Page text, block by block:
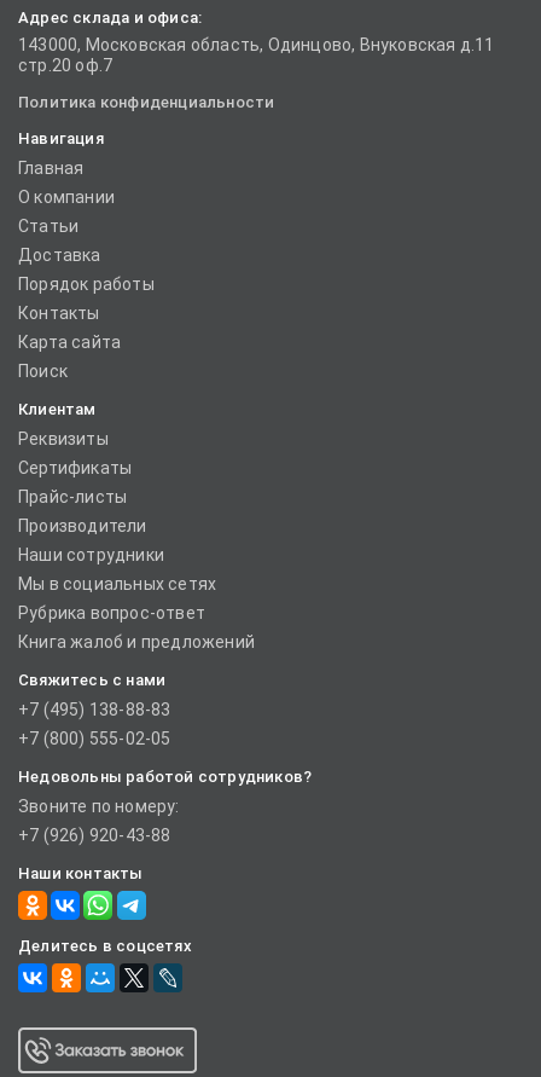
Адрес склада и офиса:
143000, Московская область, Одинцово, Внуковская д.11
стр.20 оф.7
Политика конфиденциальности
Навигация
Главная
О компании
Статьи
Доставка
Порядок работы
Контакты
Карта сайта
Поиск
Клиентам
Реквизиты
Сертификаты
Прайс-листы
Производители
Наши сотрудники
Мы в социальных сетях
Рубрика вопрос-ответ
Книга жалоб и предложений
Свяжитесь с нами
+7 (495) 138-88-83
+7 (800) 555-02-05
Недовольны работой сотрудников?
Звоните по номеру:
+7 (926) 920-43-88
Наши контакты
Делитесь в соцсетях